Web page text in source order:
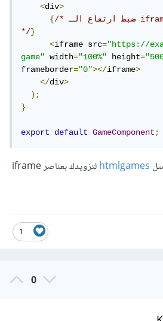
<div>
{/* ضبط ارتفاع الـ iframe بحسب حجم اللعبة
*/}
<iframe src="https://
game" width="100%" height=
frameborder="0"></iframe>
</div>
);
}
export default GameComponent;
htmlgames
لتزويدك بعناصر iframe
1
0